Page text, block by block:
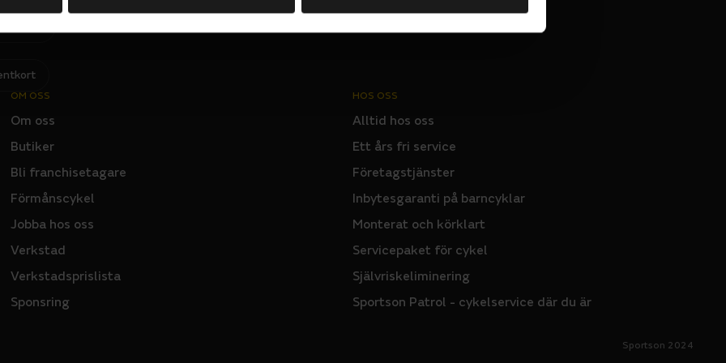
N
U
OM OSS
Om oss
Butiker
Bli franchisetagare
Förmånscykel
Jobba hos oss
Verkstad
Verkstadsprislista
Sponsring
HOS OSS
Alltid hos oss
Ett års fri service
Företagstjänster
Inbytesgaranti på barncyklar
Monterat och körklart
Servicepaket för cykel
Självriskeliminering
Sportson Patrol - cykelservice där du är
Sportson 2024